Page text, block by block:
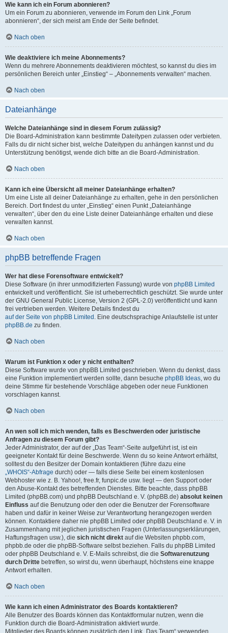
Wie kann ich ein Forum abonnieren?
Um ein Forum zu abonnieren, verwende im Forum den Link „Forum
abonnieren“, der sich meist am Ende der Seite befindet.
Nach oben
Wie deaktiviere ich meine Abonnements?
Wenn du mehrere Abonnements deaktivieren möchtest, so kannst du dies im
persönlichen Bereich unter „Einstieg“ – „Abonnements verwalten“ machen.
Nach oben
Dateianhänge
Welche Dateianhänge sind in diesem Forum zulässig?
Die Board-Administration kann bestimmte Dateitypen zulassen oder verbieten.
Falls du dir nicht sicher bist, welche Dateitypen du anhängen kannst und du
Unterstützung benötigst, wende dich bitte an die Board-Administration.
Nach oben
Kann ich eine Übersicht all meiner Dateianhänge erhalten?
Um eine Liste all deiner Dateianhänge zu erhalten, gehe in den persönlichen
Bereich. Dort findest du unter „Einstieg“ einen Punkt „Dateianhänge
verwalten“, über den du eine Liste deiner Dateianhänge erhalten und diese
verwalten kannst.
Nach oben
phpBB betreffende Fragen
Wer hat diese Forensoftware entwickelt?
Diese Software (in ihrer unmodifizierten Fassung) wurde von phpBB Limited
entwickelt und veröffentlicht. Sie ist urheberrechtlich geschützt. Sie wurde unter
der GNU General Public License, Version 2 (GPL-2.0) veröffentlicht und kann
frei vertrieben werden. Weitere Details findest du
auf der Seite von phpBB Limited . Eine deutschsprachige Anlaufstelle ist unter
phpBB.de zu finden.
Nach oben
Warum ist Funktion x oder y nicht enthalten?
Diese Software wurde von phpBB Limited geschrieben. Wenn du denkst, dass
eine Funktion implementiert werden sollte, dann besuche phpBB Ideas, wo du
deine Stimme für bestehende Vorschläge abgeben oder neue Funktionen
vorschlagen kannst.
Nach oben
An wen soll ich mich wenden, falls es Beschwerden oder juristische
Anfragen zu diesem Forum gibt?
Jeder Administrator, der auf der „Das Team“-Seite aufgeführt ist, ist ein
geeigneter Kontakt für deine Beschwerde. Wenn du so keine Antwort erhältst,
solltest du den Besitzer der Domain kontaktieren (führe dazu eine
„WHOIS“-Abfrage durch) oder — falls diese Seite bei einem kostenlosen
Webhoster wie z. B. Yahoo!, free.fr, funpic.de usw. liegt — den Support oder
den Abuse-Kontakt des betreffenden Dienstes. Bitte beachte, dass phpBB
Limited (phpBB.com) und phpBB Deutschland e. V. (phpBB.de) absolut keinen
Einfluss auf die Benutzung oder den oder die Benutzer der Forensoftware
haben und dafür in keiner Weise zur Verantwortung herangezogen werden
können. Kontaktiere daher nie phpBB Limited oder phpBB Deutschland e. V. in
Zusammenhang mit jeglichen juristischen Fragen (Unterlassungserklärungen,
Haftungsfragen usw.), die sich nicht direkt auf die Websiten phpbb.com,
phpbb.de oder die phpBB-Software selbst beziehen. Falls du phpBB Limited
oder phpBB Deutschland e. V. E-Mails schreibst, die die Softwarenutzung
durch Dritte betreffen, so wirst du, wenn überhaupt, höchstens eine knappe
Antwort erhalten.
Nach oben
Wie kann ich einen Administrator des Boards kontaktieren?
Alle Benutzer des Boards können das Kontaktformular nutzen, wenn die
Funktion durch die Board-Administration aktiviert wurde.
Mitglieder des Boards können zusätzlich den Link „Das Team“ verwenden.